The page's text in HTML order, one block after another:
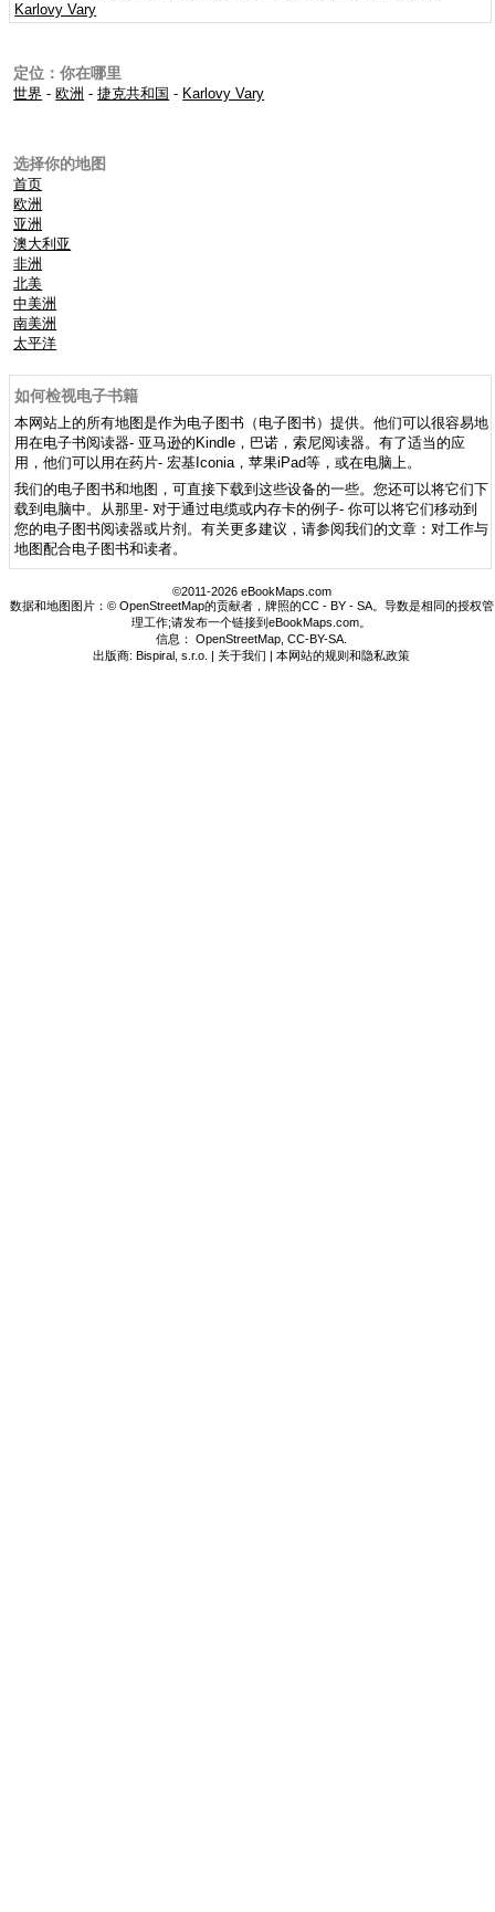
Karlovy Vary
定位：你在哪里
世界 -欧洲 -捷克共和国 - Karlovy Vary
选择你的地图
首页
欧洲
亚洲
澳大利亚
非洲
北美
中美洲
南美洲
太平洋
如何检视电子书籍
本网站上的所有地图是作为电子图书（电子图书）提供。他们可以很容易地
用在电子书阅读器- 亚马逊的Kindle，巴诺，索尼阅读器。有了适当的应
用，他们可以用在药片- 宏基Iconia，苹果iPad等，或在电脑上。
我们的电子图书和地图，可直接下载到这些设备的一些。您还可以将它们下
载到电脑中。从那里- 对于通过电缆或内存卡的例子- 你可以将它们移动到
您的电子图书阅读器或片剂。有关更多建议，请参阅我们的文章：对工作与
地图配合电子图书和读者。
©2011-2026 eBookMaps.com
数据和地图图片：© OpenStreetMap的贡献者，牌照的CC - BY - SA。导数是相同的授权管
理工作;请发布一个链接到eBookMaps.com。
信息：OpenStreetMap ,CC-BY-SA
出版商: Bispiral, s.r.o. | 关于我们 |本网站的规则和隐私政策